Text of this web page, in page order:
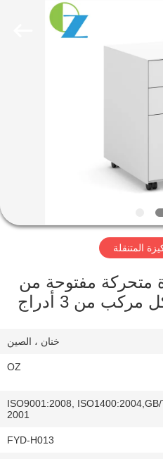
المتنقلة
متحركة مفتوحة من
من 3 أدراج
خنان ، الصين
OZ
ISO9001:2008,
2001
FYD-H013